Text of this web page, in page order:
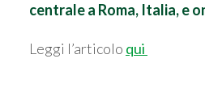
centrale a Roma, Italia, e
Leggi l’articolo qui